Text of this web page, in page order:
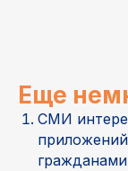
Еще
СМИ